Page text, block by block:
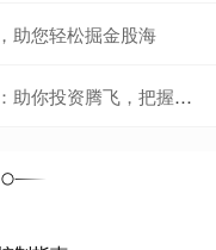
助您轻松掘金股海
资腾飞，把握财富机遇